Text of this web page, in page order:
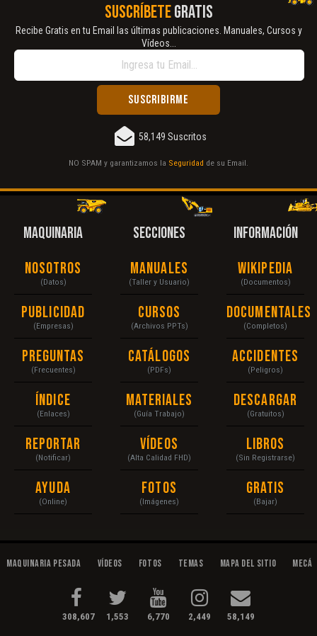
SUSCRÍBETEGRATIS
Recibe Gratis en tu Email las últimas publicaciones. Manuales, Cursos y
Vídeos...
58,149 Suscritos
NO SPAM y garantizamos la Seguridad de su Email.
MAQUINARIA
Nosotros
(Datos)
Publicidad
(Empresas)
Preguntas
(Frecuentes)
Índice
(Enlaces)
Reportar
(Notificar)
Ayuda
(Online)
SECCIONES
Manuales
(Taller y Usuario)
Cursos
(Archivos PPTs)
Catálogos
(PDFs)
Materiales
(Guía Trabajo)
Vídeos
(Alta Calidad FHD)
Fotos
(Imágenes)
INFORMACIÓN
Wikipedia
(Documentos)
Documentales
(Completos)
Accidentes
(Peligros)
Descargar
(Gratuitos)
Libros
(Sin Registrarse)
Gratis
(Bajar)
Maquinaria Pesada Vídeos Fotos Temas Mapa del Sitio
308,607 1,553 6,770 2,449 58,149